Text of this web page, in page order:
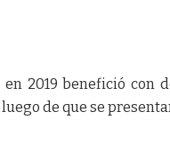
2019 benefició con
de que se